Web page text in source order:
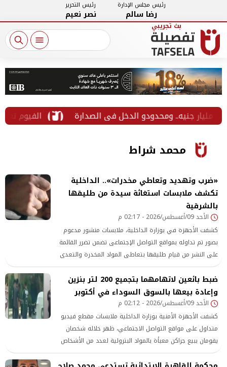
رئيس مجلس الإدارة
رضا سالم
رئيس التحرير
نصر نعيم
الفيوم تعلن خطة الفرق
محمد شراط
«ضرب وتهديد وتعاطي مخدرات».. الداخلية
تكشف ملابسات استغاثة سيدة من طليقها
بالشرقية
الأحد 09/أغسطس/2026 - 02:17 م
كشفت الأجهزة في بوزارة الداخلية، ملابسات منشور مدعوم
بصور تم تداوله بمواقع التواصل الإجتماعى تضمن تضرر القائمة
على النشر من قيام طليقها بتعاطى المواد المخدرة والتعدى
عليها بالضرب وتهديدها بإلحاق الأذى بها بالشرقية.
ضبط بائعين لاتهامهما بتجميع 200 لتر بنزين
وإعادة بيعها بالسوق السوداء في أكتوبر
الأحد 09/أغسطس/2026 - 02:12 م
كشفت الأجهزة الأمنية بوزارة الداخلية ملابسات مقطع فيديو
متداول على مواقع التواصل الاجتماعي، ظهر خلاله شخصان
يقومان ببيع جراكن معبأة بالمواد البترولية لعدد من الأشخاص
بدائرة قسم شرطة ثان أكتوبر بمحافظة الجيزة.